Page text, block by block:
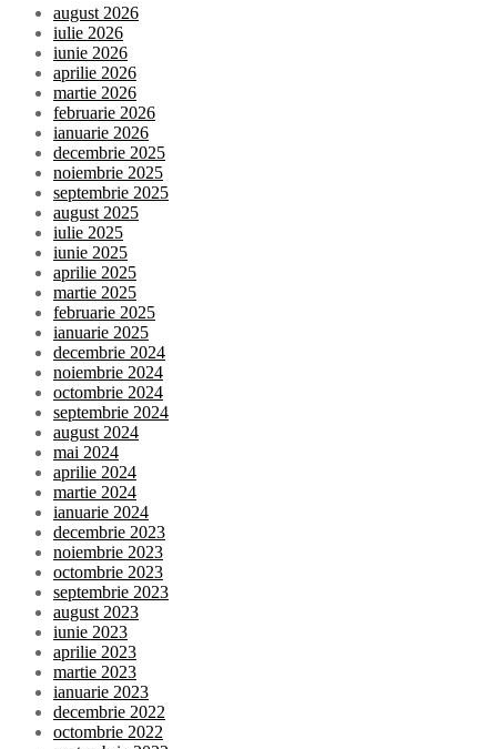
august 2026
iulie 2026
iunie 2026
aprilie 2026
martie 2026
februarie 2026
ianuarie 2026
decembrie 2025
noiembrie 2025
septembrie 2025
august 2025
iulie 2025
iunie 2025
aprilie 2025
martie 2025
februarie 2025
ianuarie 2025
decembrie 2024
noiembrie 2024
octombrie 2024
septembrie 2024
august 2024
mai 2024
aprilie 2024
martie 2024
ianuarie 2024
decembrie 2023
noiembrie 2023
octombrie 2023
septembrie 2023
august 2023
iunie 2023
aprilie 2023
martie 2023
ianuarie 2023
decembrie 2022
octombrie 2022